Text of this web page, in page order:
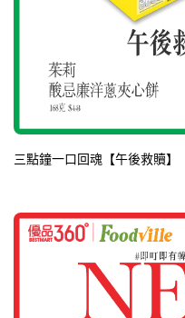
三點鐘一口回魂【午後救贖】